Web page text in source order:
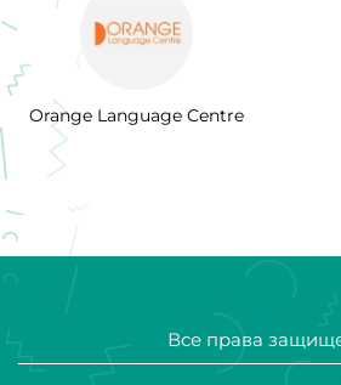
Orange Language Centre
Все права